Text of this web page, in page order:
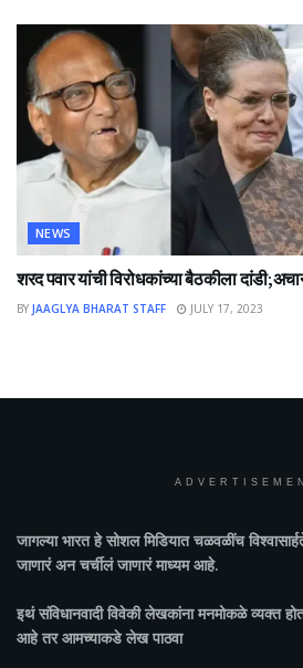
NEWS
शरद पवार यांची विरोधकांच्या बैठकीला
BY JAAGLYA BHARAT STAFF JULY 17, 2023
जागल्या भारतहे सोशल मिडियात चळवळींच
जाणारं अन चर्चीलं जाणारं माध्यम आहे.
इथं संविधानवादी विवेकी लेखकांना मनमोकळे व्यक्त
आहे तर आमच्याकडे लेख पाठवा